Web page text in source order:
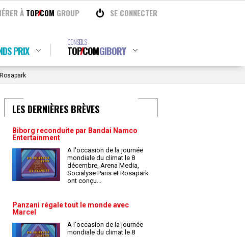
À TOPCOM GROUP SE CONNECTER
PRIX
CONSEILS
TOPCOMGIBORY
LES DERNIÈRES BRÈVES
Biborg reconduite par Bandai Namco
Entertainment
A l'occasion de la journée
mondiale du climat le 8
décembre, Arena Media,
Socialyse Paris et Rosapark
ont conçu...
Panzani régale tout le monde avec
Marcel
A l'occasion de la journée
mondiale du climat le 8